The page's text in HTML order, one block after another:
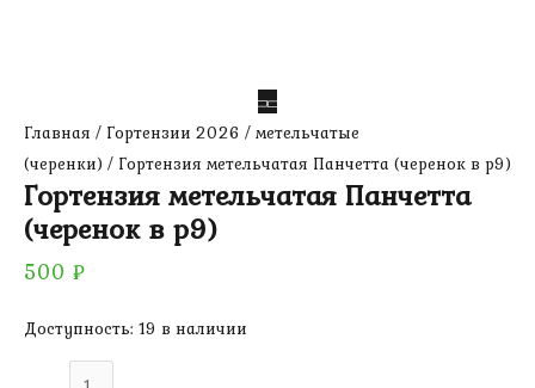
Главная / Гортензии 2026 / метельчатые
(черенки) / Гортензия метельчатая Панчетта (черенок в р9)
Гортензия метельчатая Панчетта
(черенок в р9)
500 ₽
Доступность: 19 в наличии
Количество